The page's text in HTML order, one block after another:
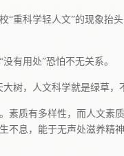
“重科学轻人文”的现象抬
有用处”恐怕不无关系。
树，人文科学就是绿草，
素质有多样性，而人文素
不息，能于无声处滋养精